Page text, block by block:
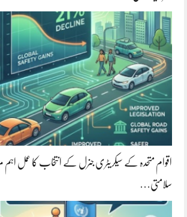
اقوام متحدہ کے سیکریٹری جنرل کے انتخاب کا عمل
سلامتی…